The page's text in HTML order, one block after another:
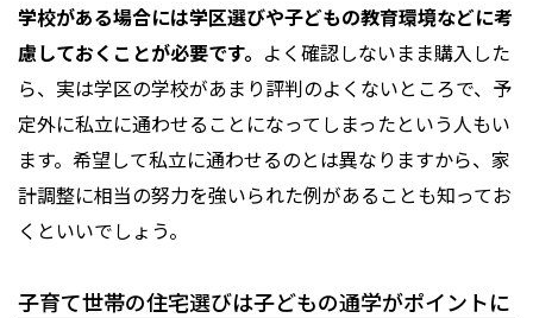
学校がある場合には学区選びや子どもの教育環境などに考
慮しておくことが必要です。 よく確認しないまま購入した
ら、実は学区の学校があまり評判のよくないところで、予
定外に私立に通わせることになってしまったという人もい
ます。希望して私立に通わせるのとは異なりますから、家
計調整に相当の努力を強いられた例があることも知ってお
くといいでしょう。
子育て世帯の住宅選びは子どもの通学がポイントに